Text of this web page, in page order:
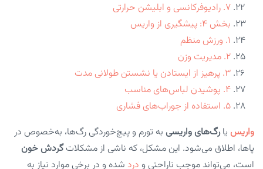
۷. رادیوفرکانسی و ابلیشن حرارتی
بخش ۴: پیشگیری از واریس
۱. ورزش منظم
۲. مدیریت وزن
۳. پرهیز از ایستادن یا نشستن طولانی مدت
۴. پوشیدن لباس‌های مناسب
۵. استفاده از جوراب‌های فشاری
واریس یارگ‌های واریسی به تورم و پیچ‌خوردگی رگ‌ها، به‌خصوص در
پاها، اطلاق می‌شود. این مشکل، که ناشی از مشکلاتگردش خون
است، می‌تواند موجب ناراحتی و درد شده و در برخی موارد نیاز به